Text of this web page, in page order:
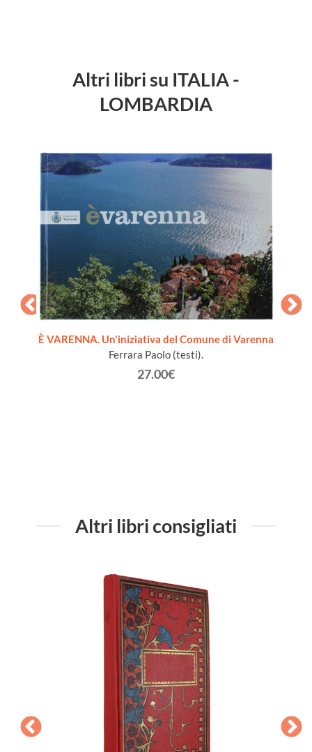
Altri libri su ITALIA -
LOMBARDIA
È VARENNA. Un'iniziativa del Comune di Varenna
Ferrara Paolo (testi).
27.00€
Altri libri consigliati